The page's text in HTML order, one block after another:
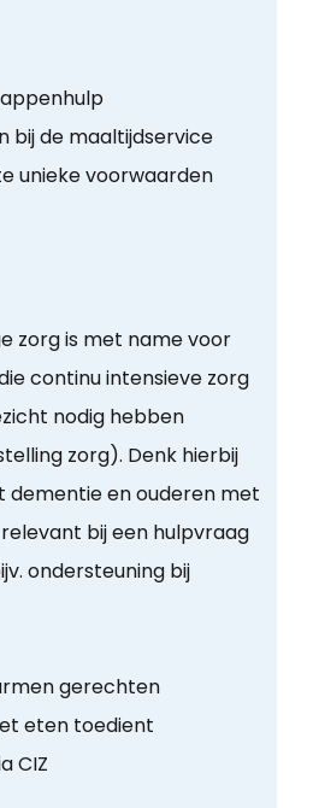
bij de maaltijdservice
unieke voorwaarden
zorg is met name voor
continu intensieve zorg
nodig hebben
zorg). Denk hierbij
dementie en ouderen met
bij een hulpvraag
ondersteuning bij
gerechten
eten toedient
CIZ